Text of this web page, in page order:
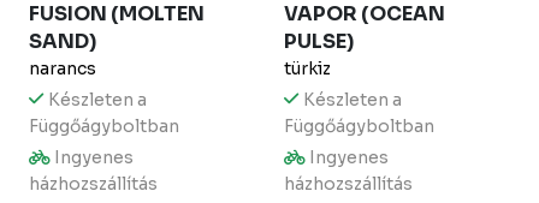
FUSION (MOLTEN
SAND)
narancs
Készleten a
Függőágyboltban
Ingyenes
házhozszállítás
VAPOR (OCEAN
PULSE)
türkiz
Készleten a
Függőágyboltban
Ingyenes
házhozszállítás